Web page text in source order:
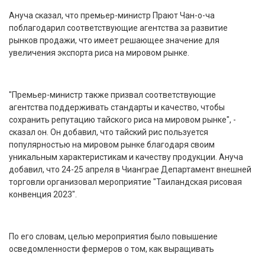
Ануча сказал, что премьер-министр Прают Чан-о-ча
поблагодарил соответствующие агентства за развитие
рынков продажи, что имеет решающее значение для
увеличения экспорта риса на мировом рынке.
"Премьер-министр также призвал соответствующие
агентства поддерживать стандарты и качество, чтобы
сохранить репутацию тайского риса на мировом рынке", -
сказал он. Он добавил, что тайский рис пользуется
популярностью на мировом рынке благодаря своим
уникальным характеристикам и качеству продукции. Ануча
добавил, что 24-25 апреля в Чианграе Департамент внешней
торговли организовал мероприятие "Таиландская рисовая
конвенция 2023".
По его словам, целью мероприятия было повышение
осведомленности фермеров о том, как выращивать